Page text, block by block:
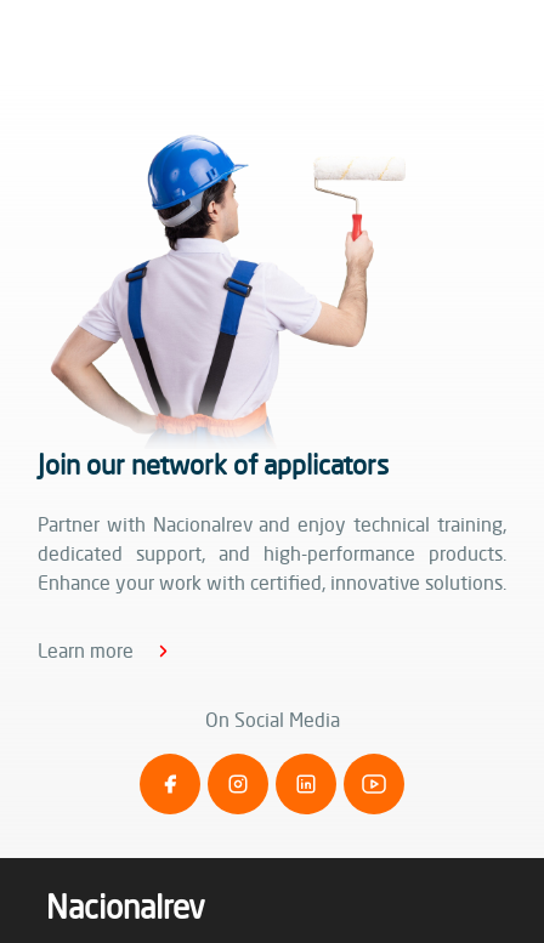
Join our network of applicators
Partner with Nacionalrev and enjoy technical training,
dedicated support, and high-performance products.
Enhance your work with certified, innovative solutions.
Learn more
On Social Media
Nacionalrev